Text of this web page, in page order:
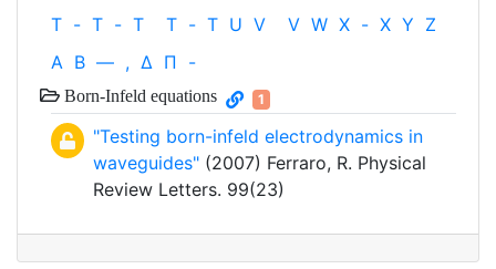
T - T - T T - T U V V W X - X Y Z
Α Β — , Δ Π -
Born-Infeld equations 1
"Testing born-infeld electrodynamics in
waveguides" (2007) Ferraro, R. Physical
Review Letters. 99(23)